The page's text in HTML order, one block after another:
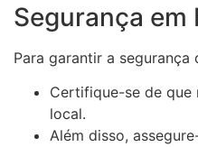
Segurança em
Para garantir a
Certifique-se de que
local.
Além disso,